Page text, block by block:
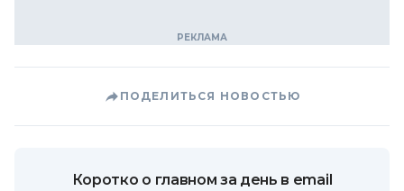
ПОДЕЛИТЬСЯ НОВОСТЬЮ
Коротко о главном за день в email